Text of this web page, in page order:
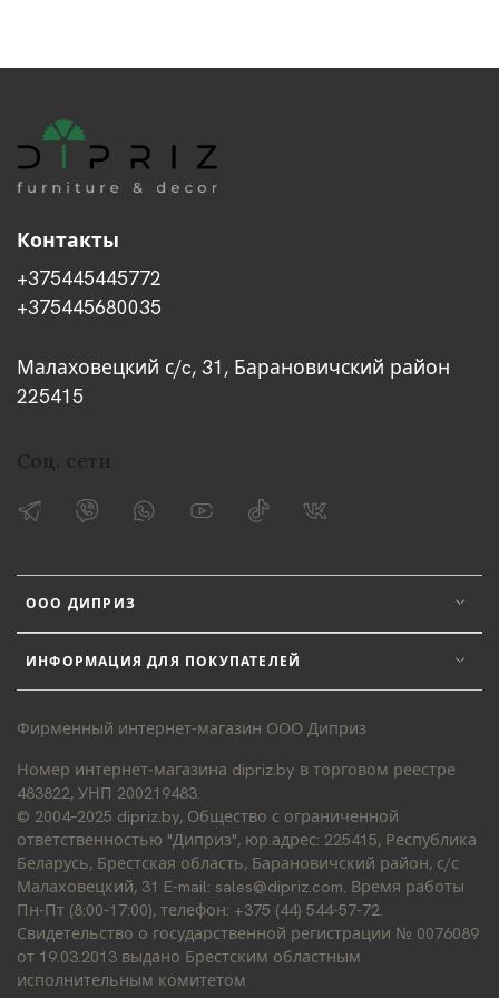
ООО ДИПРИЗ
ИНФОРМАЦИЯ ДЛЯ ПОКУПАТЕЛЕЙ
Контакты
+375445445772
+375445680035
Малаховецкий с/c, 31, Барановичский район
225415
Соц. сети
Фирменный интернет-магазин ООО Диприз
Номер интернет-магазина dipriz.by в торговом реестре
483822, УНП 200219483.
© 2004–2025 dipriz.by, Общество с ограниченной
ответственностью "Диприз", юр.адрес: 225415, Республика
Беларусь, Брестская область, Барановичский район, с/с
Малаховецкий, 31 E-mail: sales@dipriz.com. Время работы
Пн-Пт (8:00-17:00), телефон: +375 (44) 544-57-72.
Свидетельство о государственной регистрации № 0076089
от 19.03.2013 выдано Брестским областным
исполнительным комитетом